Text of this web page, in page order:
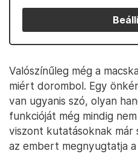
Valószínűleg még a
miért dorombol. Egy
van ugyanis szó, olyan
funkcióját még mindig
viszont kutatásoknak már
az embert megnyugtatja